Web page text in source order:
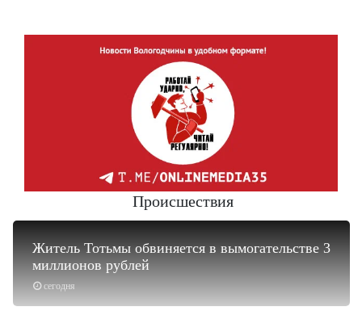
Происшествия
сегодня
Житель Тотьмы обвиняется в вымогательстве 3
миллионов рублей